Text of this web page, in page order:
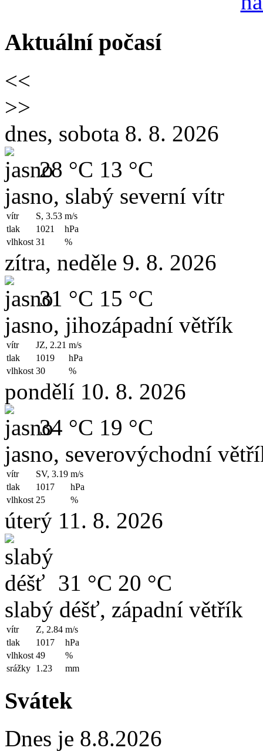
Aktuální počasí
<<
>>
dnes, sobota 8. 8. 2026
28 °C 13 °C
jasno, slabý severní vítr
vítr S, 3.53 m/s
tlak
1021
hPa
vlhkost 31 %
zítra, neděle 9. 8. 2026
31 °C 15 °C
jasno, jihozápadní větřík
vítr JZ, 2.21 m/s
tlak
1019
hPa
vlhkost 30 %
pondělí 10. 8. 2026
34 °C 19 °C
jasno, severovýchodní
vítr SV, 3.19 m/s
tlak
1017
hPa
vlhkost 25 %
úterý 11. 8. 2026
31 °C 20 °C
slabý déšť, západní větřík
vítr Z, 2.84 m/s
tlak
1017
hPa
vlhkost 49
%
srážky 1.23 mm
Svátek
Dnes je 8.8.2026